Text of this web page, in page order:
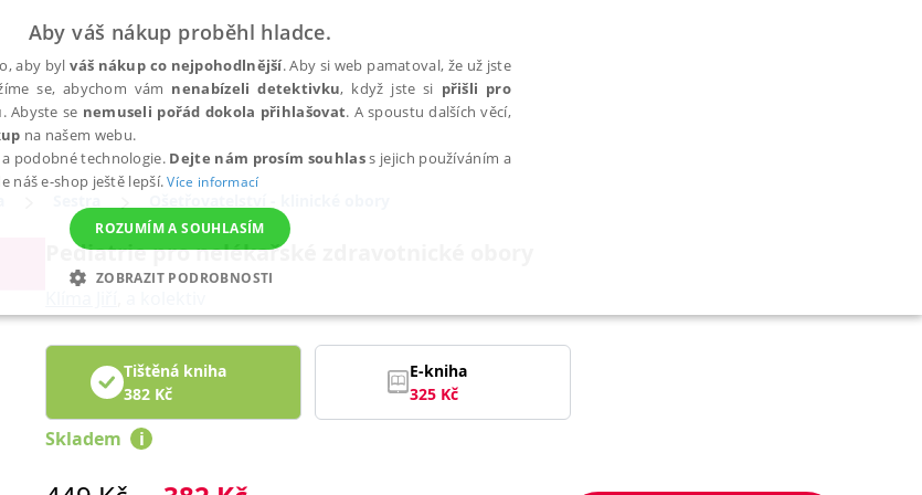
Pediatrie pro nelékařské zdravotnické obory
Tištěná kniha
382 Kč
E-kniha
325 Kč
Skladem i
Aby váš nákup proběhl hladce.
aby bylváš nákup co nejpohodlnější. Aby si web pamatoval, že už jste
se, abychom vám nenabízeli detektivku, když jste si přišli pro
. Abyste se nemuseli pořád dokola přihlašovat. A spoustu dalších věcí,
na našem webu.
podobné technologie. Dejte nám prosím souhlass jejich používáním a
náš e-shop ještě lepší.Více informací
ROZUMÍM A SOUHLASÍM
ZOBRAZIT PODROBNOSTI
MARKETINGOVÉ FUNKČNÍ NEZAŘAZENÉ SOUBORY
Analytické Nezařazené soubory
je přihlášení uživatele a správa účtu. Webové stránky nelze bez nezbytně nutných souborů cookie správně používat.